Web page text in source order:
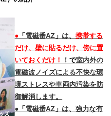
● 「電磁番AZ」は、 携帯する
だけ、壁に貼るだけ、傍に置
いておくだけ！
！ で室内外の
電磁波ノイズによる不快な環
境ストレスや車両内汚染を防
御解消します。
● 「電磁番AZ」は、強力な有